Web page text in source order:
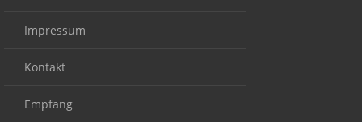
Impressum
Kontakt
Empfang